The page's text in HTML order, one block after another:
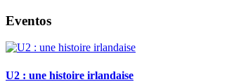
Eventos
U2 : une histoire irlandaise